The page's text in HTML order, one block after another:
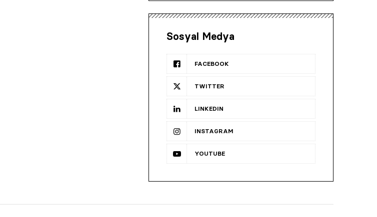
Sosyal Medya
FACEBOOK
TWITTER
LINKEDIN
INSTAGRAM
YOUTUBE